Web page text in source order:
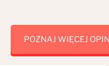
POZNAJ WIĘCEJ